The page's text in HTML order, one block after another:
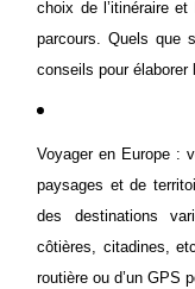
choix de l’itinéraire
parcours. Quels que
conseils pour élaborer
Voyager en Europe : v
paysages et de
des destinations
côtières, citadines,
routière ou d’un GPS